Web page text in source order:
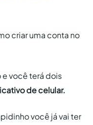
criar uma conta no
você terá dois
de celular.
você já vai ter